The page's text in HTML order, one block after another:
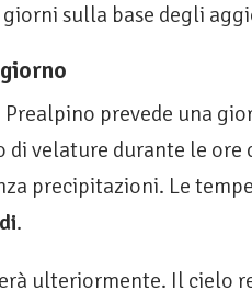
sulla base degli
prevede una
di velature durante le
precipitazioni. Le
.
ulteriormente. Il cielo